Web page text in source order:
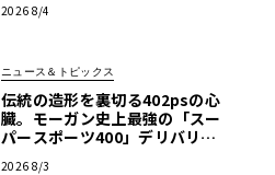
【画像38枚】
2026 8/4
ニュース＆トピックス
伝統の造形を裏切る402psの心
臓。モーガン史上最強の「スー
パースポーツ400」デリバリー
2026 8/3